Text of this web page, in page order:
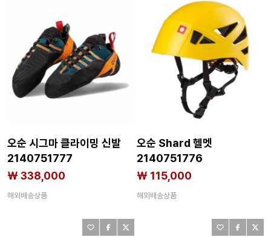
오순 시그마 클라이밍 신발
2140751777
₩ 338,000
해외배송상품
오순 Shard 헬멧
2140751776
₩ 115,000
해외배송상품